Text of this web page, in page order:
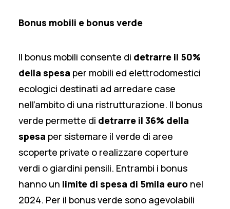
Bonus mobili e bonus verde
Il bonus mobili consente di detrarre il 50%
della spesa per mobili ed elettrodomestici
ecologici destinati ad arredare case
nell’ambito di una ristrutturazione. Il bonus
verde permette di detrarre il 36% della
spesa per sistemare il verde di aree
scoperte private o realizzare coperture
verdi o giardini pensili. Entrambi i bonus
hanno un limite di spesa di 5mila euro nel
2024. Per il bonus verde sono agevolabili